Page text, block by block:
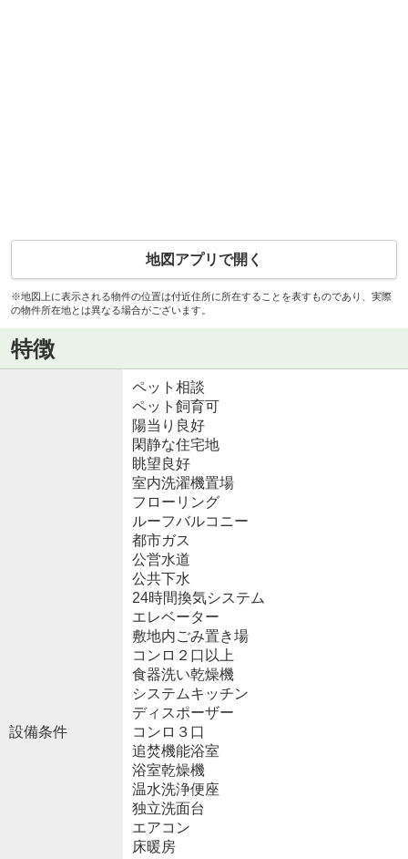
地図アプリで開く
※地図上に表示される物件の位置は付近住所に所在することを表すものであり、実際
の物件所在地とは異なる場合がございます。
特徴
設備条件
ペット相談
ペット飼育可
陽当り良好
閑静な住宅地
眺望良好
室内洗濯機置場
フローリング
ルーフバルコニー
都市ガス
公営水道
公共下水
24時間換気システム
エレベーター
敷地内ごみ置き場
コンロ２口以上
食器洗い乾燥機
システムキッチン
ディスポーザー
コンロ３口
追焚機能浴室
浴室乾燥機
温水洗浄便座
独立洗面台
エアコン
床暖房